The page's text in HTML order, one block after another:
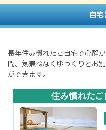
自
長年住み慣れたご自宅で心静
間。気兼ねなくゆっくりとお
ができます。